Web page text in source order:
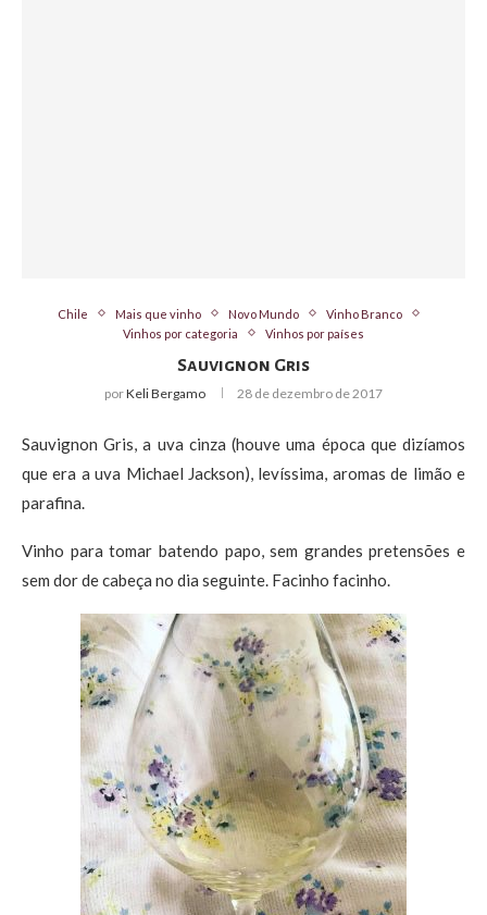
Chile Mais que vinho Novo Mundo
Vinho Branco
Vinhos por categoria
Vinhos por países
Sauvignon Gris
porKeli Bergamo 28 de dezembro de 2017
Sauvignon Gris, a uva cinza (houve uma época que dizíamos
que era a uva Michael Jackson), levíssima, aromas de limão e
parafina.
Vinho para tomar batendo papo, sem grandes pretensões e
sem dor de cabeça no dia seguinte. Facinho facinho.